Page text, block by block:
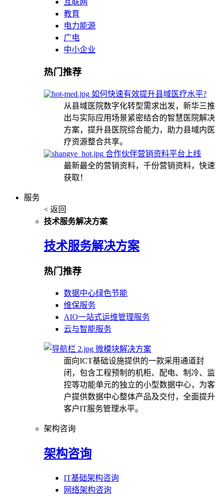
互联网
教育
电力能源
广电
中小企业
热门推荐
如何快速有效提升县域医疗水平?
从县域医院数字化转型需求出发，新华三推
出与实际应用场景紧密结合的智慧医院解决
方案，提升县医院综合能力，助力县域内医
疗资源整合共享。
合作伙伴营销资料平台上线
最新最全的营销资料，千份营销资料，快速
获取！
服务
< 返回
技术服务解决方案
技术服务解决方案
热门推荐
数据中心绿色节能
维保服务
AIO一站式运维管理服务
云与智能服务
微模块解决方案
面向ICT基础设施提供的一款采用通道封
闭，包含工程预制的机柜、配电、制冷、监
控等功能单元的独立的小型数据中心，为客
户提供数据中心整体产品及交付，全面提升
客户IT服务管理水平。
架构咨询
架构咨询
IT基础架构咨询
网络架构咨询